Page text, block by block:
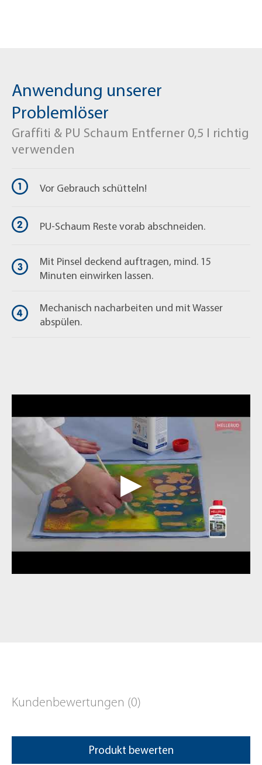
Anwendung unserer
Problemlöser
Graffiti & PU Schaum Entferner 0,5 l richtig
verwenden
Vor Gebrauch schütteln!
PU-Schaum Reste vorab abschneiden.
Mit Pinsel deckend auftragen, mind. 15
Minuten einwirken lassen.
Mechanisch nacharbeiten und mit Wasser
abspülen.
Kundenbewertungen (0)
Produkt bewerten